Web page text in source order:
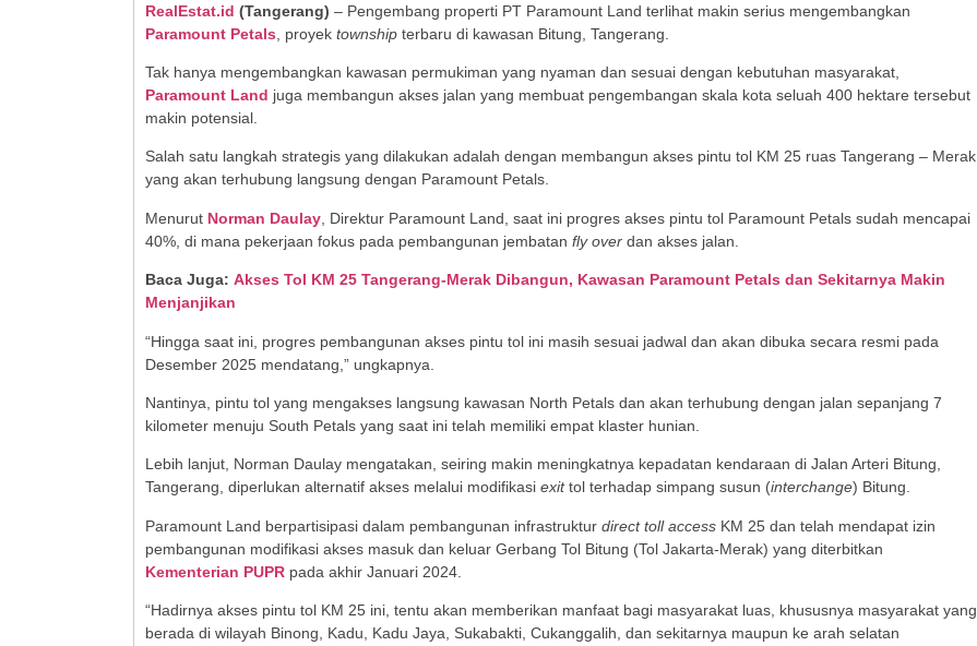
RealEstat.id (Tangerang) – Pengembang properti PT Paramount Land terlihat makin serius mengembangkan
Paramount Petals , proyek township terbaru di kawasan Bitung, Tangerang.
Tak hanya mengembangkan kawasan permukiman yang nyaman dan sesuai dengan kebutuhan masyarakat,
Paramount Land juga membangun akses jalan yang membuat pengembangan skala kota seluah 400 hektare tersebut
makin potensial.
Salah satu langkah strategis yang dilakukan adalah dengan membangun akses pintu tol KM 25 ruas Tangerang – Merak
yang akan terhubung langsung dengan Paramount Petals.
Menurut Norman Daulay , Direktur Paramount Land, saat ini progres akses pintu tol Paramount Petals sudah mencapai
40%, di mana pekerjaan fokus pada pembangunan jembatan fly over dan akses jalan.
Baca Juga: Akses Tol KM 25 Tangerang-Merak Dibangun, Kawasan Paramount Petals dan Sekitarnya Makin
Menjanjikan
“Hingga saat ini, progres pembangunan akses pintu tol ini masih sesuai jadwal dan akan dibuka secara resmi pada
Desember 2025 mendatang,” ungkapnya.
Nantinya, pintu tol yang mengakses langsung kawasan North Petals dan akan terhubung dengan jalan sepanjang 7
kilometer menuju South Petals yang saat ini telah memiliki empat klaster hunian.
Lebih lanjut, Norman Daulay mengatakan, seiring makin meningkatnya kepadatan kendaraan di Jalan Arteri Bitung,
Tangerang, diperlukan alternatif akses melalui modifikasi exittol terhadap simpang susun (interchange) Bitung.
Paramount Land berpartisipasi dalam pembangunan infrastruktur direct toll access KM 25 dan telah mendapat izin
pembangunan modifikasi akses masuk dan keluar Gerbang Tol Bitung (Tol Jakarta-Merak) yang diterbitkan
Kementerian PUPR pada akhir Januari 2024.
“Hadirnya akses pintu tol KM 25 ini, tentu akan memberikan manfaat bagi masyarakat luas, khususnya masyarakat yang
berada di wilayah Binong, Kadu, Kadu Jaya, Sukabakti, Cukanggalih, dan sekitarnya maupun ke arah selatan